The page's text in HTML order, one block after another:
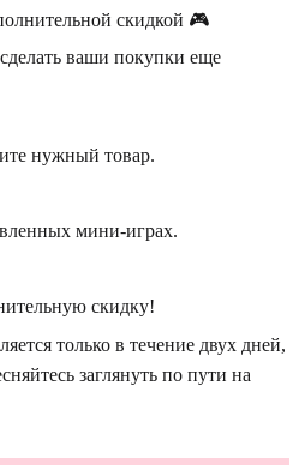
скидкой 🎮
ваши покупки еще
нужный товар.
мини-играх.
скидку!
только в течение двух дней,
заглянуть по пути на